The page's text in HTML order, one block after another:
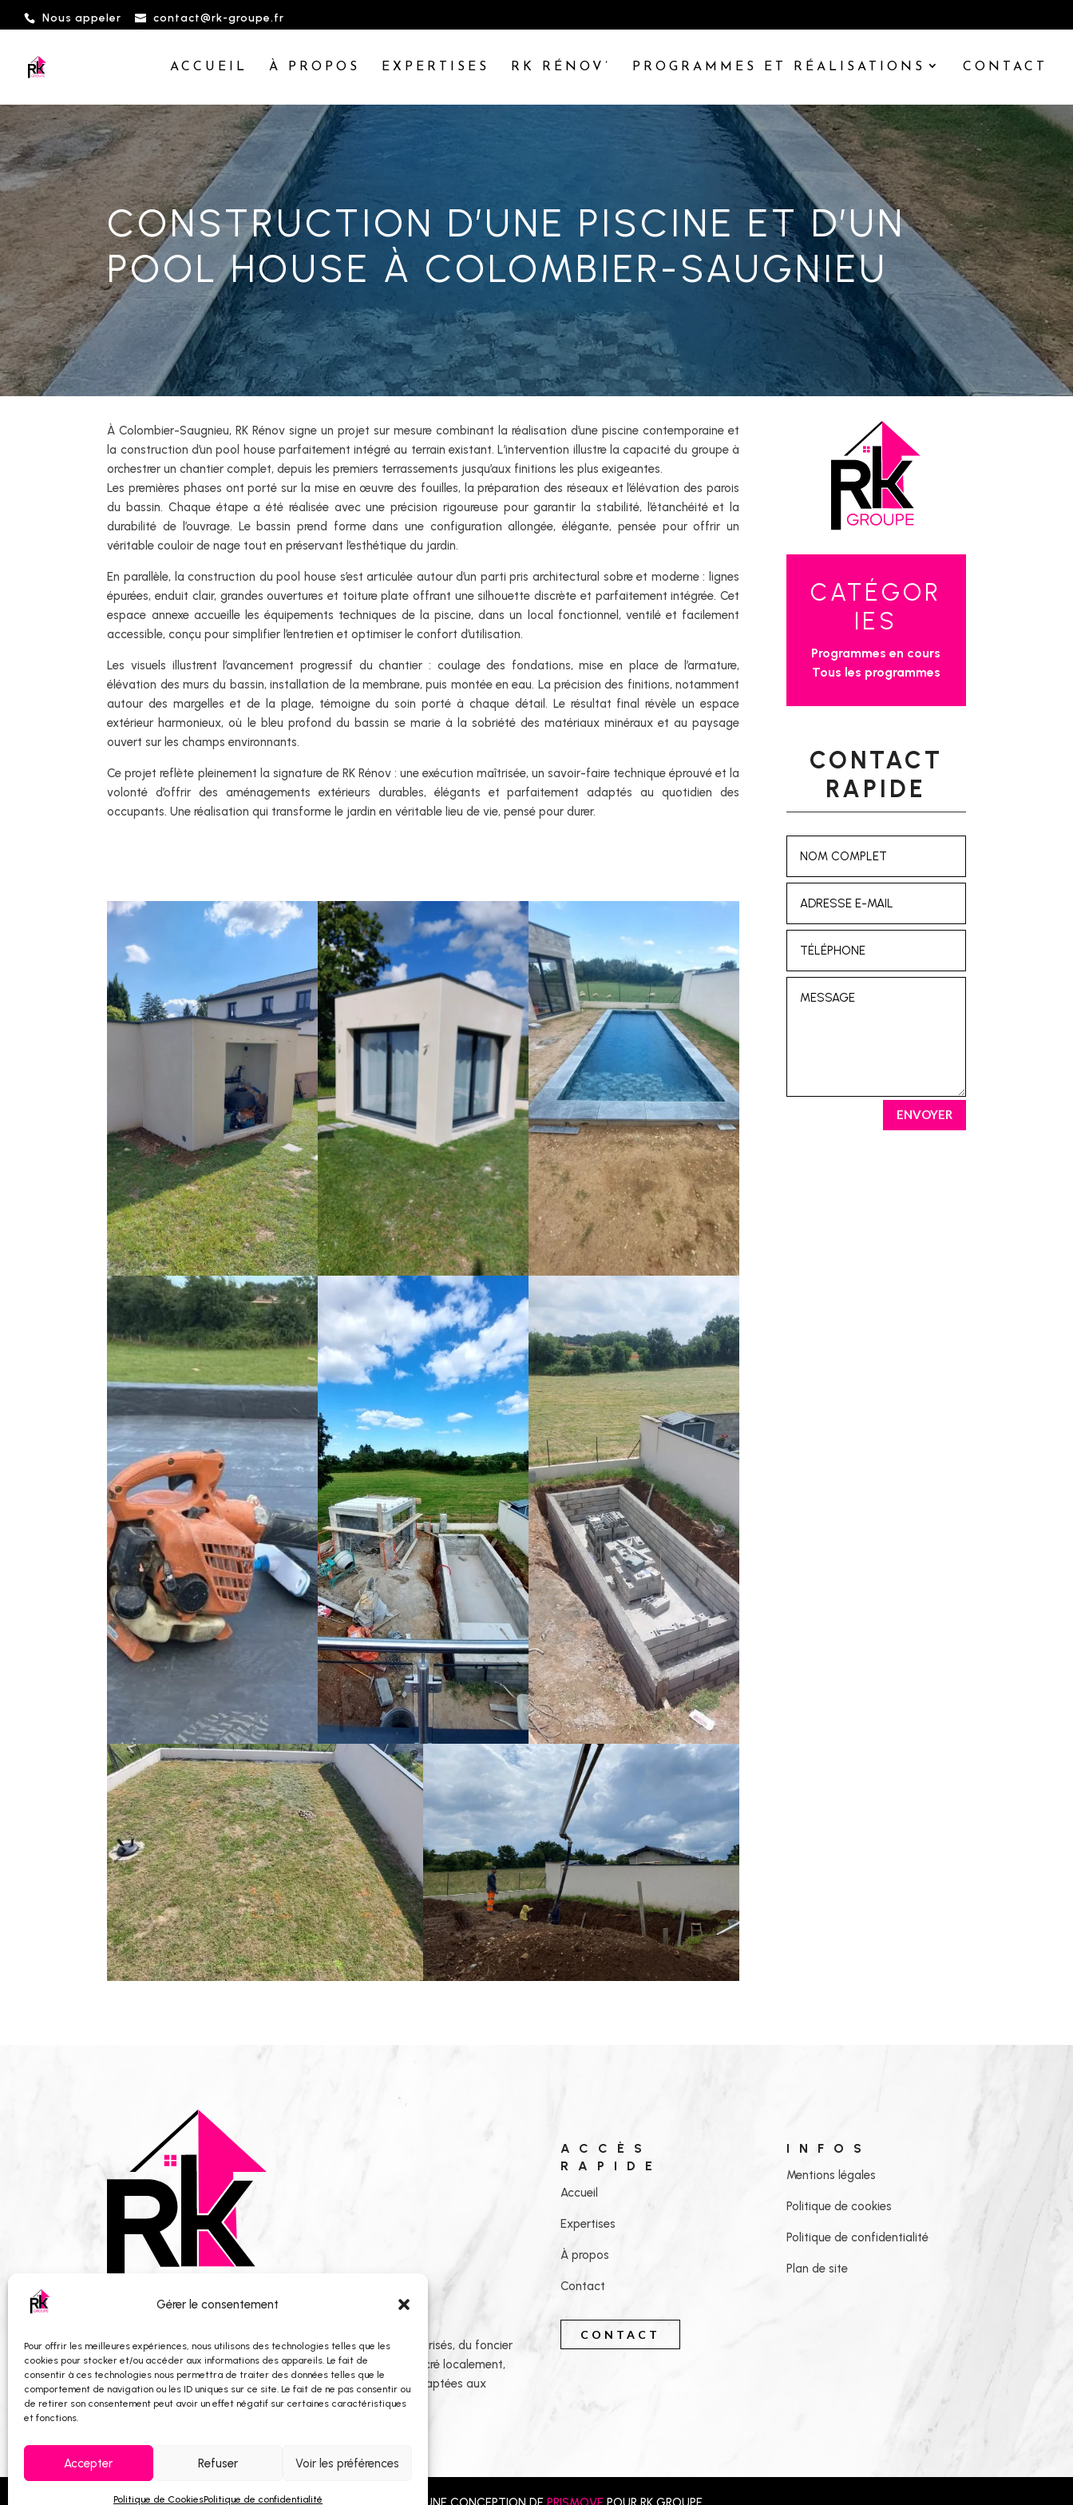
Gérer le consentement
Pour offrir les meilleures expériences, nous utilisons des technologies telles que les
cookies pour stocker et/ou accéder aux informations des appareils. Le fait de
consentir à ces technologies nous permettra de traiter des données telles que le
comportement de navigation ou les ID uniques sur ce site. Le fait de ne pas consentir ou
de retirer son consentement peut avoir un effet négatif sur certaines caractéristiques
et fonctions.
Accepter Refuser Voir les préférences
Politique de CookiesPolitique de confidentialité
Nous appeler contact@rk-groupe.fr
ACCUEIL À PROPOS EXPERTISES RK RÉNOV’ PROGRAMMES ET RÉALISATIONS CONTACT
CONSTRUCTION D’UNE PISCINE ET D’UN
POOL HOUSE À COLOMBIER-SAUGNIEU
À Colombier-Saugnieu, RK Rénov signe un projet sur mesure combinant la réalisation d’une piscine contemporaine et
la construction d’un pool house parfaitement intégré au terrain existant. L’intervention illustre la capacité du groupe à
orchestrer un chantier complet, depuis les premiers terrassements jusqu’aux finitions les plus exigeantes.
Les premières phases ont porté sur la mise en œuvre des fouilles, la préparation des réseaux et l’élévation des parois
du bassin. Chaque étape a été réalisée avec une précision rigoureuse pour garantir la stabilité, l’étanchéité et la
durabilité de l’ouvrage. Le bassin prend forme dans une configuration allongée, élégante, pensée pour offrir un
véritable couloir de nage tout en préservant l’esthétique du jardin.
En parallèle, la construction du pool house s’est articulée autour d’un parti pris architectural sobre et moderne : lignes
épurées, enduit clair, grandes ouvertures et toiture plate offrant une silhouette discrète et parfaitement intégrée. Cet
espace annexe accueille les équipements techniques de la piscine, dans un local fonctionnel, ventilé et facilement
accessible, conçu pour simplifier l’entretien et optimiser le confort d’utilisation.
Les visuels illustrent l’avancement progressif du chantier : coulage des fondations, mise en place de l’armature,
élévation des murs du bassin, installation de la membrane, puis montée en eau. La précision des finitions, notamment
autour des margelles et de la plage, témoigne du soin porté à chaque détail. Le résultat final révèle un espace
extérieur harmonieux, où le bleu profond du bassin se marie à la sobriété des matériaux minéraux et au paysage
ouvert sur les champs environnants.
Ce projet reflète pleinement la signature de RK Rénov : une exécution maîtrisée, un savoir-faire technique éprouvé et la
volonté d’offrir des aménagements extérieurs durables, élégants et parfaitement adaptés au quotidien des
occupants. Une réalisation qui transforme le jardin en véritable lieu de vie, pensé pour durer.
CATÉGOR
IES
Programmes en cours
Tous les programmes
CONTACT
RAPIDE
ENVOYER
RK Groupe développe et réalise des projets immobiliers maîtrisés, du foncier
à la construction neuve en passant par la réhabilitation. Ancré localement,
le groupe conçoit des opérations durables, équilibrées et adaptées aux
besoins des territoires.
ACCÈS
RAPIDE
Accueil
Expertises
À propos
Contact
CONTACT
INFOS
Mentions légales
Politique de cookies
Politique de confidentialité
Plan de site